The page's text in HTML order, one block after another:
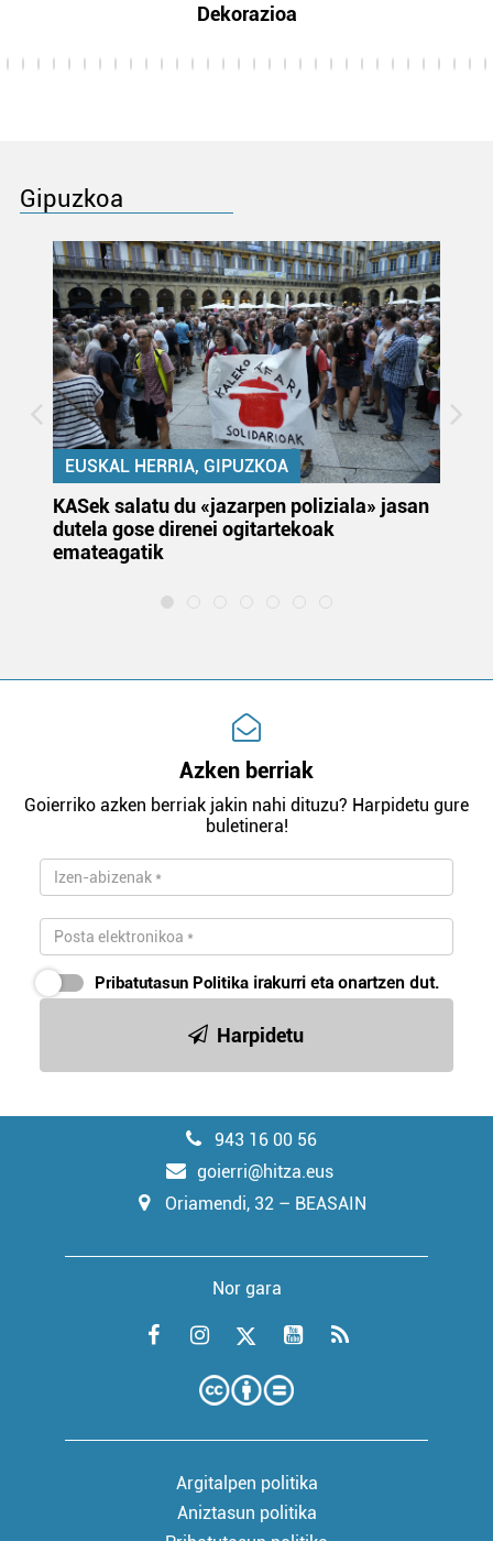
Dekorazioa
Gipuzkoa
EUSKAL HERRIA, GIPUZKOA
KASek salatu du «jazarpen poliziala» jasan
dutela gose direnei ogitartekoak
emateagatik
Azken berriak
Goierriko azken berriak jakin nahi dituzu? Harpidetu gure
buletinera!
Pribatutasun Politika irakurri eta onartzen dut.
Harpidetu
943 16 00 56
goierri@hitza.eus
Oriamendi, 32 – BEASAIN
Nor gara
Argitalpen politika
Aniztasun politika